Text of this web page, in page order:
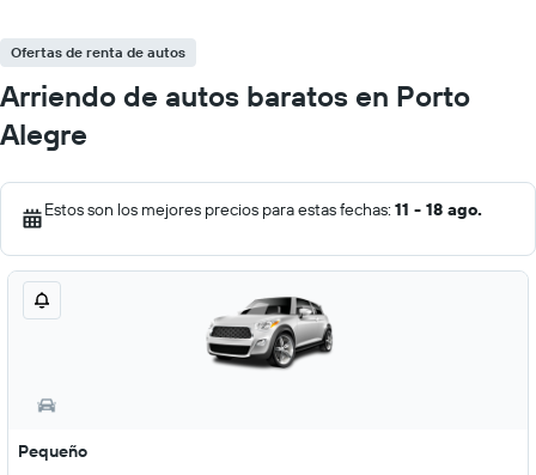
Ofertas de renta de autos
Arriendo de autos baratos en Porto
Alegre
Estos son los mejores precios para estas fechas: 11 - 18 ago.
Pequeño